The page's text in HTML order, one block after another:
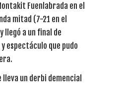
Fuenlabrada en el
mitad (7-21 en el
a un final de
espectáculo que pudo